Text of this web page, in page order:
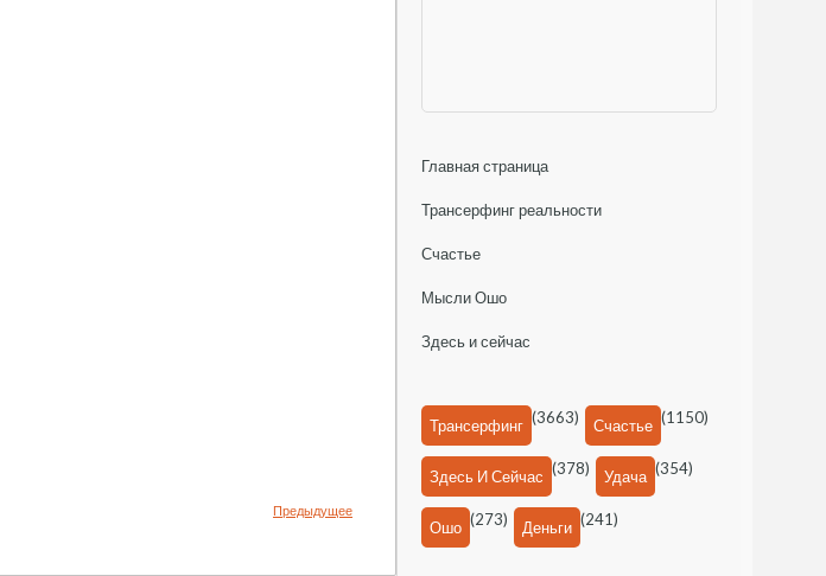
Предыдущее
Главная страница
Трансерфинг реальности
Счастье
Мысли Ошо
Здесь и сейчас
Трансерфинг (3663) Счастье (1150)
Здесь И Сейчас (378) Удача (354)
Ошо (273) Деньги (241)